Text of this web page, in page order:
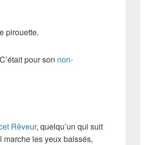
pirouette.
pour son non-
Rêveur, quelqu’un qui suit
les yeux baissés,